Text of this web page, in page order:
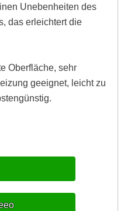
Unebenheiten des
das erleichtert die
Oberfläche, sehr
geeignet, leicht zu